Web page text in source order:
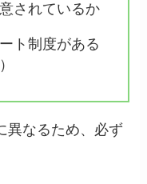
されているか
ト制度がある
異なるため、必ず